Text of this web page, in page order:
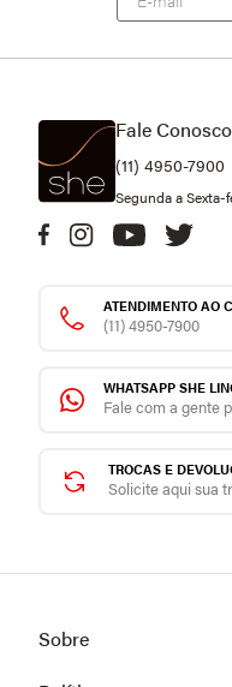
Fale Conosco
(11) 4950-7900
Segunda a Sexta-
ATENDIMENTO AO
(11) 4950-7900
WHATSAPP SHE
Fale com a gente
TROCAS E
Solicite aqui sua
Sobre
Sobre a She